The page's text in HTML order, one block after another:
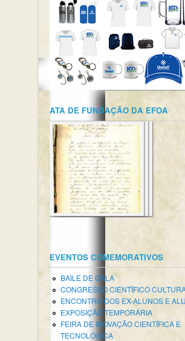
ATA DE FUNDAÇÃO DA EFOA
EVENTOS COMEMORATIVOS
BAILE DE GALA
CONGRESSO CIENTÍFICO
ENCONTRO DOS EX-ALUNOS E
EXPOSIÇÃO TEMPORÁRIA
FEIRA DE INOVAÇÃO CIENTÍFICA E
TECNOLÓGICA